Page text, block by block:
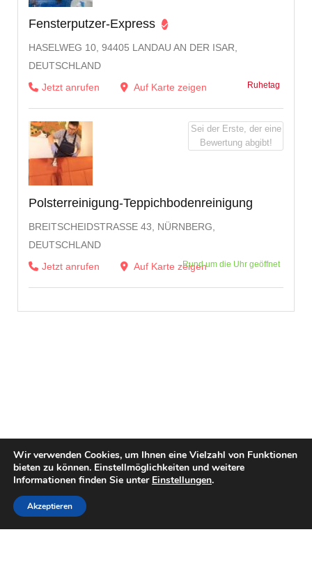
Fensterputzer-Express
HASELWEG 10, 94405 LANDAU AN DER ISAR,
DEUTSCHLAND
Jetzt anrufen
Auf Karte zeigen Ruhetag
Polsterreinigung-Teppichbodenreinigung
BREITSCHEIDSTRASSE 43, NÜRNBERG, D
EUTSCHLAND
Jetzt anrufen
Auf Karte zeigenRund um die Uhr geöffnet
Sei der Erste, der eine
Bewertung abgibt!
Wir verwenden Cookies, um Ihnen eine Vielzahl von Funktionen
bieten zu können. Einstellmöglichkeiten und weitere
Informationen finden Sie unter Einstellungen.
Akzeptieren